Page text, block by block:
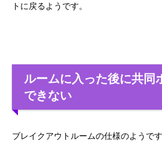
トに戻るようです。
ルームに入った後に共同
できない
ブレイクアウトルームの仕様のようで